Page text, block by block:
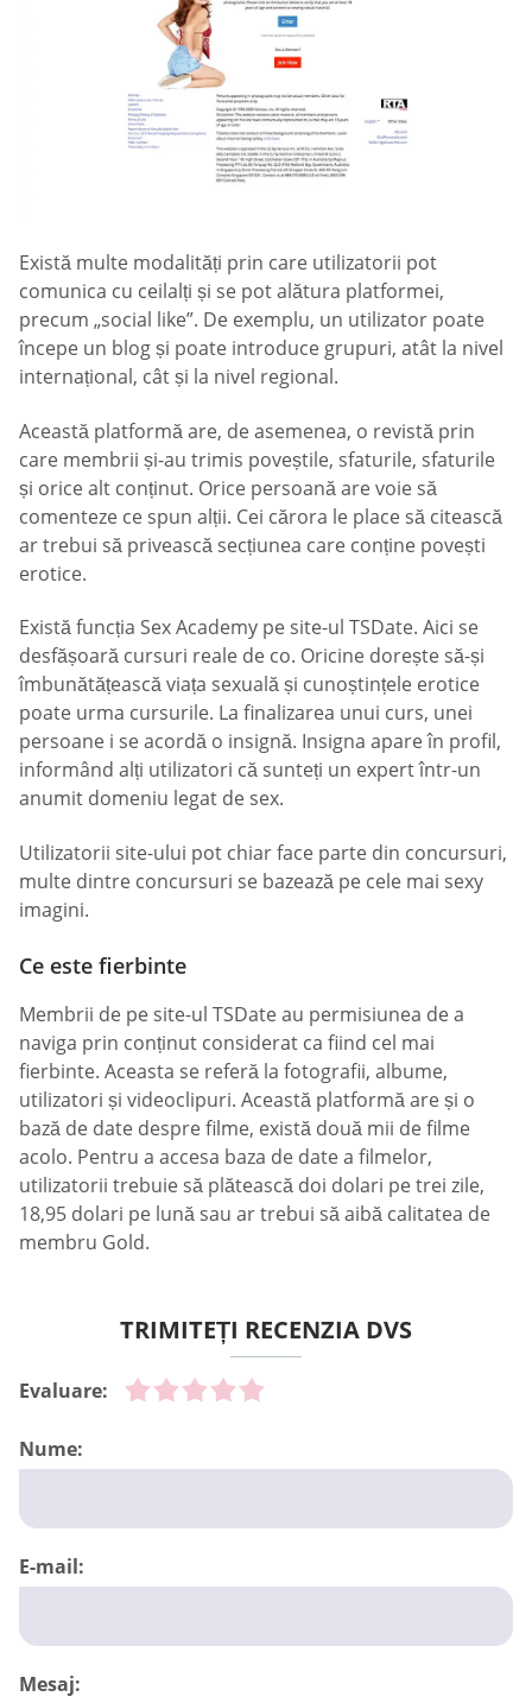
Există multe modalități prin care utilizatorii pot
comunica cu ceilalți și se pot alătura platformei,
precum „social like”. De exemplu, un utilizator poate
începe un blog și poate introduce grupuri, atât la nivel
internațional, cât și la nivel regional.
Această platformă are, de asemenea, o revistă prin
care membrii și-au trimis poveștile, sfaturile, sfaturile
și orice alt conținut. Orice persoană are voie să
comenteze ce spun alții. Cei cărora le place să citească
ar trebui să privească secțiunea care conține povești
erotice.
Există funcția Sex Academy pe site-ul TSDate. Aici se
desfășoară cursuri reale de co. Oricine dorește să-și
îmbunătățească viața sexuală și cunoștințele erotice
poate urma cursurile. La finalizarea unui curs, unei
persoane i se acordă o insignă. Insigna apare în profil,
informând alți utilizatori că sunteți un expert într-un
anumit domeniu legat de sex.
Utilizatorii site-ului pot chiar face parte din concursuri,
multe dintre concursuri se bazează pe cele mai sexy
imagini.
Ce este fierbinte
Membrii de pe site-ul TSDate au permisiunea de a
naviga prin conținut considerat ca fiind cel mai
fierbinte. Aceasta se referă la fotografii, albume,
utilizatori și videoclipuri. Această platformă are și o
bază de date despre filme, există două mii de filme
acolo. Pentru a accesa baza de date a filmelor,
utilizatorii trebuie să plătească doi dolari pe trei zile,
18,95 dolari pe lună sau ar trebui să aibă calitatea de
membru Gold.
TRIMITEȚI RECENZIA DVS
Evaluare:
Nume:
E-mail:
Mesaj: